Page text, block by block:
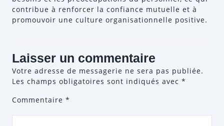
contribue à renforcer la confiance mutuelle et à
promouvoir une culture organisationnelle positive.
Laisser un commentaire
Votre adresse de messagerie ne sera pas publiée.
Les champs obligatoires sont indiqués avec *
Commentaire *